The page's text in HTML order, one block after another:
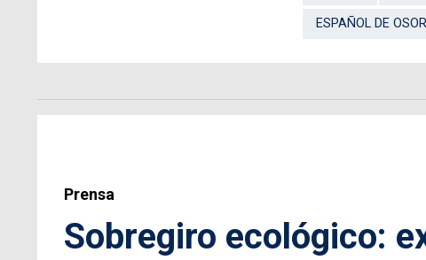
ESPAÑOL DE
Prensa
Sobregiro ecológico: